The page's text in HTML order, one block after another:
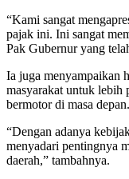
“Kami sangat
pajak ini. Ini sangat
Pak Gubernur yang
Ia juga menyampaikan
masyarakat untuk lebih
bermotor di masa depan.
“Dengan adanya
menyadari pentingnya
daerah,” tambahnya.